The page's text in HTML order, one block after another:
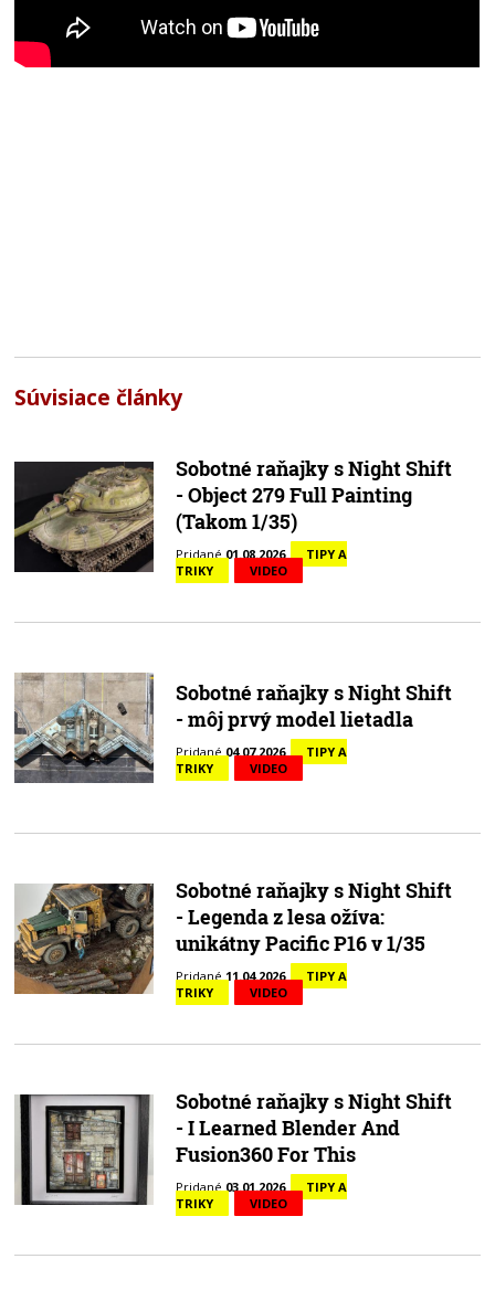
Súvisiace články
Sobotné raňajky s Night Shift
- Object 279 Full Painting
(Takom 1/35)
Pridané01.08.2026
TIPY A
TRIKY
VIDEO
Sobotné raňajky s Night Shift
- môj prvý model lietadla
Pridané04.07.2026
TIPY A
TRIKY
VIDEO
Sobotné raňajky s Night Shift
- Legenda z lesa ožíva:
unikátny Pacific P16 v 1/35
Pridané11.04.2026
TIPY A
TRIKY
VIDEO
Sobotné raňajky s Night Shift
- I Learned Blender And
Fusion360 For This
Pridané03.01.2026
TIPY A
TRIKY
VIDEO